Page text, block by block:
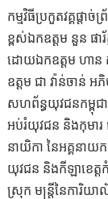
កម្មវិធីប្រកួតវគ្គផ្តា
ខ្ពស់ឯកឧត្តម នួន ផ
ដោយឯកឧត្តម ហា
ឧត្តម ជា វ៉ាន់ចាន់
សហព័ន្ធយុវជនកម្ពុជ
អប់រំយុវជន និងកុមា
នាយិកា នៃអគ្គនាយ
យុវជន និងកីឡាខេត្
ស្រុក មន្ត្រីនៃការិយ